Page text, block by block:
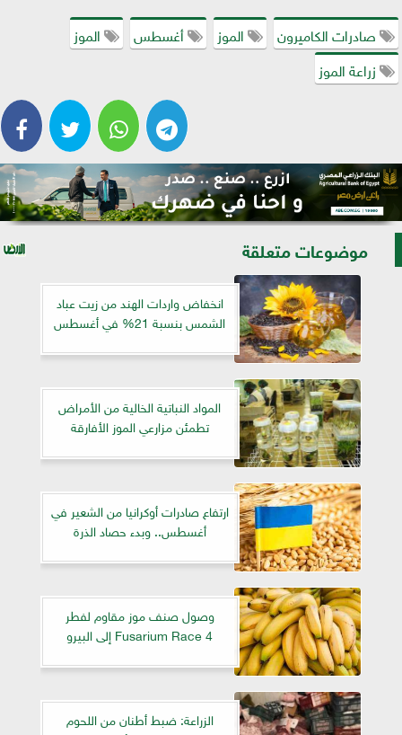
صادرات الكاميرون
الموز أغسطس
الموز
زراعة الموز
موضوعات متعلقة
انخفاض واردات الهند من زيت عباد
الشمس بنسبة 21% في أغسطس
المواد النباتية الخالية من الأمراض
تطمئن مزارعي الموز الأفارقة
ارتفاع صادرات أوكرانيا من الشعير في
أغسطس.. وبدء حصاد الذرة
وصول صنف موز مقاوم لفطر
Fusarium Race 4 إلى البيرو
الزراعة: ضبط أطنان من اللحوم